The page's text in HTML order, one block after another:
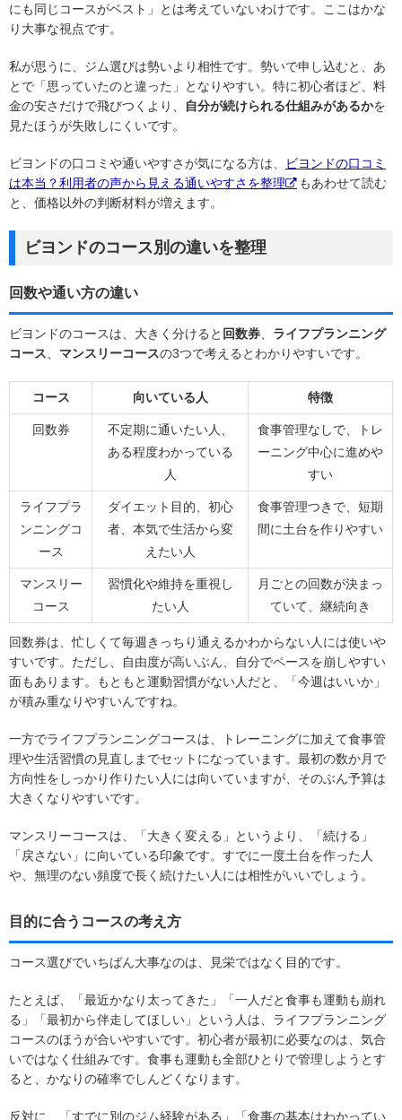
にも同じコースがベスト」とは考えていないわけです。ここはかな
り大事な視点です。
私が思うに、ジム選びは勢いより相性です。勢いで申し込むと、あ
とで「思っていたのと違った」となりやすい。特に初心者ほど、料
金の安さだけで飛びつくより、
自分が続けられる仕組みがあるかを
見たほうが失敗しにくいです。
ビヨンドの口コミや通いやすさが気になる方は、
ビヨンドの口コミ
は本当？利用者の声から見える通いやすさを整理
もあわせて読む
と、価格以外の判断材料が増えます。
ビヨンドのコース別の違いを整理
回数や通い方の違い
ビヨンドのコースは、大きく分けると 回数券
ライフプランニング
コース
マンスリーコースの3つで考えるとわかりやすいです。
コース 向いている人 特徴
回数券
不定期に通いたい人、
ある程度わかっている
人
食事管理なしで、トレ
ーニング中心に進めや
すい
ライフプラ
ンニングコ
ース
ダイエット目的、初心
者、本気で生活から変
えたい人
食事管理つきで、短期
間に土台を作りやすい
マンスリー
コース
習慣化や維持を重視し
たい人
月ごとの回数が決まっ
ていて、継続向き
回数券は、忙しくて毎週きっちり通えるかわからない人には使いや
すいです。ただし、自由度が高いぶん、自分でペースを崩しやすい
面もあります。もともと運動習慣がない人だと、「今週はいいか」
が積み重なりやすいんですね。
一方でライフプランニングコースは、トレーニングに加えて食事管
理や生活習慣の見直しまでセットになっています。最初の数か月で
方向性をしっかり作りたい人には向いていますが、そのぶん予算は
大きくなりやすいです。
マンスリーコースは、「大きく変える」というより、「続ける」
「戻さない」に向いている印象です。すでに一度土台を作った人
や、無理のない頻度で長く続けたい人には相性がいいでしょう。
目的に合うコースの考え方
コース選びでいちばん大事なのは、見栄ではなく目的です。
たとえば、「最近かなり太ってきた」「一人だと食事も運動も崩れ
る」「最初から伴走してほしい」という人は、ライフプランニング
コースのほうが合いやすいです。初心者が最初に必要なのは、気合
いではなく仕組みです。食事も運動も全部ひとりで管理しようとす
ると、かなりの確率でしんどくなります。
反対に、「すでに別のジム経験がある」「食事の基本はわかってい